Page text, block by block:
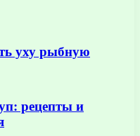
уху рыбную
рецепты и